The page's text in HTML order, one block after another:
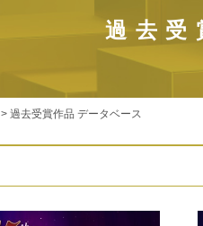
過去受
> 過去受賞作品 データベース